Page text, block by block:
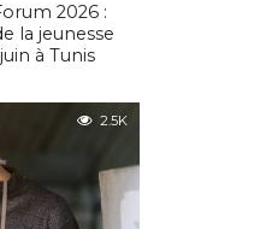
2026 :
la jeunesse
à Tunis
2.5K